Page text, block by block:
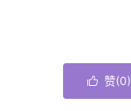
 赞(0)